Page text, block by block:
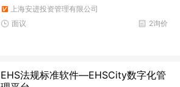
上海安进投资管理有限公司
2询价
面议
EHS法规标准软件—EHSCity数字化管